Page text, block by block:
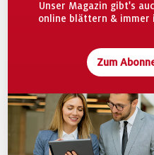
Unser Magazin gibt's
online blättern & immer
Zum